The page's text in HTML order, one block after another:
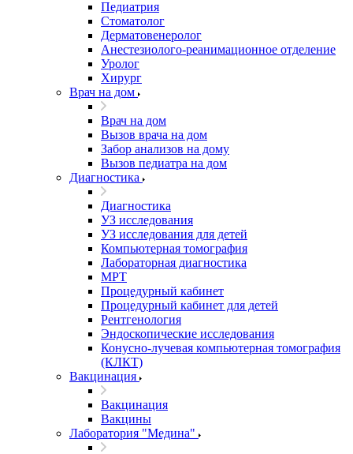
Педиатрия
Стоматолог
Дерматовенеролог
Анестезиолого-реанимационное отделение
Уролог
Хирург
Врач на дом
Врач на дом
Вызов врача на дом
Забор анализов на дому
Вызов педиатра на дом
Диагностика
Диагностика
УЗ исследования
УЗ исследования для детей
Компьютерная томография
Лабораторная диагностика
МРТ
Процедурный кабинет
Процедурный кабинет для детей
Рентгенология
Эндоскопические исследования
Конусно-лучевая компьютерная томография
(КЛКТ)
Вакцинация
Вакцинация
Вакцины
Лаборатория "Медина"